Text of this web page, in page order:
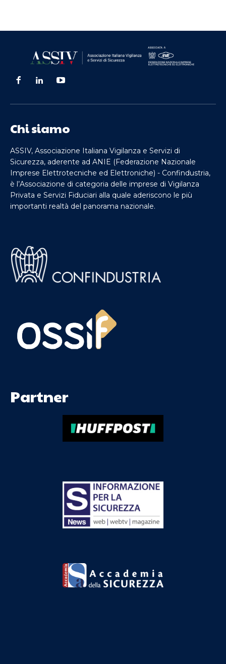
Chi siamo
ASSIV, Associazione Italiana Vigilanza e Servizi di
Sicurezza, aderente ad ANIE (Federazione Nazionale
Imprese Elettrotecniche ed Elettroniche) - Confindustria,
è l’Associazione di categoria delle imprese di Vigilanza
Privata e Servizi Fiduciari alla quale aderiscono le più
importanti realtà del panorama nazionale.
Partner